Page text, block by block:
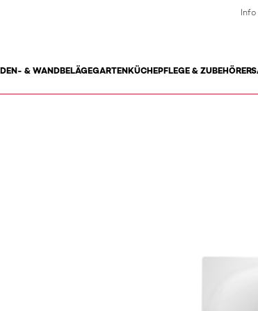
& WANDBELÄGEGARTENKÜCHEPFLEGE & ZUBEHÖR
Info